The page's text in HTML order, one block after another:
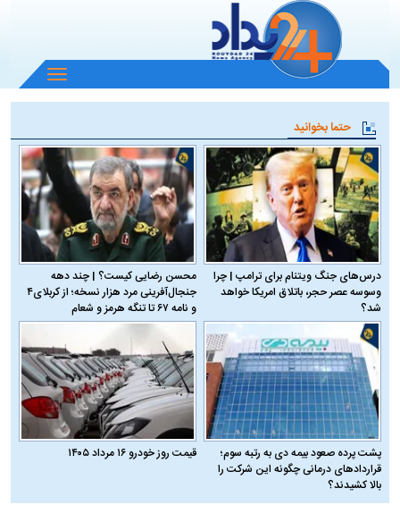
باز
و
منو
حتما بخوانید
درس‌های جنگ ویتنام برای ترامپ | چرا
وسوسه عصر حجر، باتلاق امریکا خواهد
شد؟
محسن رضایی کیست؟ | چند دهه
جنجال‌آفرینی مرد هزار نسخه؛ از کربلای۴
و نامه ۶۷ تا تنگه هرمز و شعام
پشت پرده صعود بیمه دی به رتبه سوم؛
قراردادهای درمانی چگونه این شرکت را
بالا کشیدند؟
قیمت روز خودرو ۱۶ مرداد ۱۴۰۵